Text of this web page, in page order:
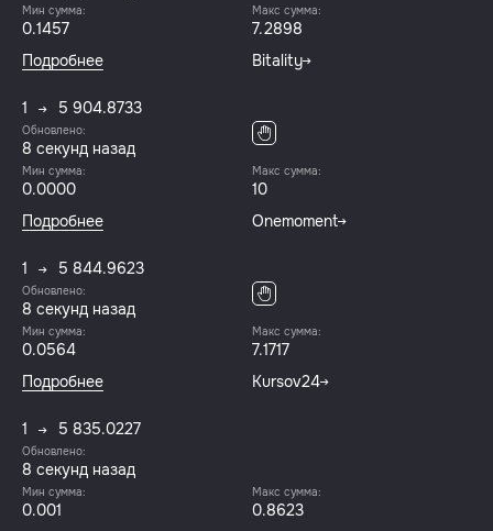
Мин сумма:
0.1457
Макс сумма:
7.2898
Подробнее
Bitality
1 5 904.8733
Обновлено:
8 секунд назад
Мин сумма:
0.0000
Макс сумма:
10
Подробнее
Onemoment
1 5 844.9623
Обновлено:
8 секунд назад
Мин сумма:
0.0564
Макс сумма:
7.1717
Подробнее
Kursov24
1 5 835.0227
Обновлено:
8 секунд назад
Мин сумма:
0.001
Макс сумма:
0.8623